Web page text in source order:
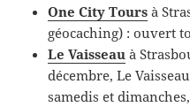
One City Tours à
géocaching) : ouvert
Le Vaisseau à
décembre, Le
samedis et